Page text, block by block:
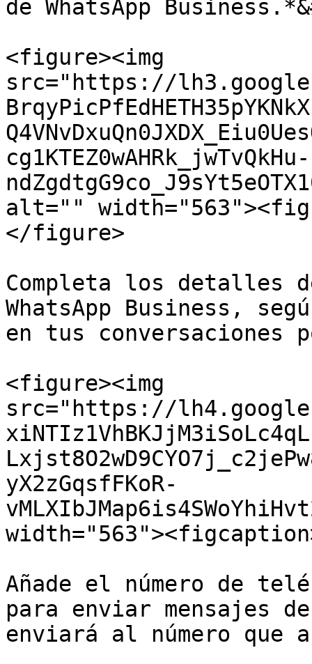
de WhatsApp
<figure><img
src="https://
cg1KTEZ0wAHRk_jwTvQkHu-
alt=""
</figure>
Completa los detalles
WhatsApp Business,
en tus conversaciones
<figure><img
src="https://
yX2zGqsfFKoR-
Añade el número de
para enviar mensajes
enviará al número que